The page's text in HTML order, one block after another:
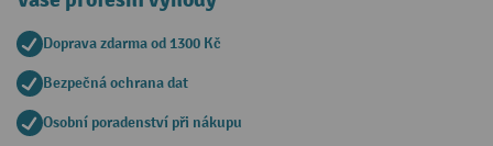
Doprava zdarma od 1300 Kč
Bezpečná ochrana dat
Osobní poradenství při nákupu